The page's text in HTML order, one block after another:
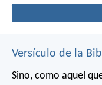
Versículo de la
Sino, como aquel